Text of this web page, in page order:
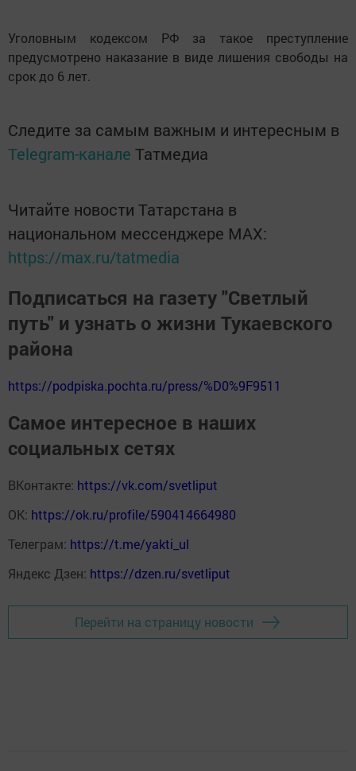
Уголовным кодексом РФ за такое преступление
предусмотрено наказание в виде лишения свободы на
срок до 6 лет.
Следите за самым важным и интересным в
Telegram-канале Татмедиа
Читайте новости Татарстана в
национальном мессенджере MАХ:
https://max.ru/tatmedia
Подписаться на газету "Светлый
путь" и узнать о жизни Тукаевского
района
https://podpiska.pochta.ru/press/%D0%9F9511
Самое интересное в наших
социальных сетях
ВКонтакте: https://vk.com/svetliput
ОК: https://ok.ru/profile/590414664980
Телеграм: https://t.me/yakti_ul
Яндекс Дзен: https://dzen.ru/svetliput
Перейти на страницу новости